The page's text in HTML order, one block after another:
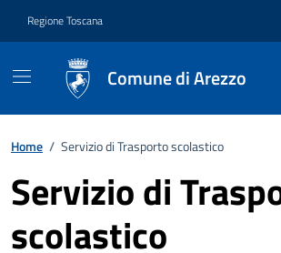
Regione Toscana
Comune di Arezzo
Home / Servizio di Trasporto scolastico
Servizio di
scolastico